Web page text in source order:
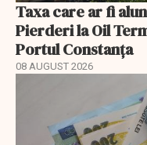
Taxa care ar fi
Pierderi la Oil
Portul Constanța
08 AUGUST 2026